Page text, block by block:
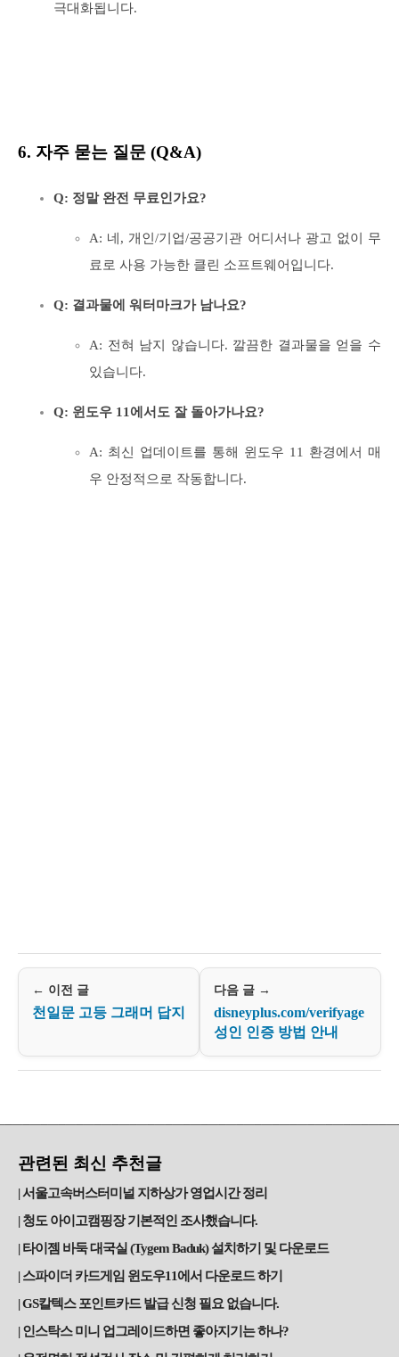
극대화됩니다.
6. 자주 묻는 질문 (Q&A)
Q: 정말 완전 무료인가요?
A: 네, 개인/기업/공공기관 어디서나 광고 없이 무
료로 사용 가능한 클린 소프트웨어입니다.
Q: 결과물에 워터마크가 남나요?
A: 전혀 남지 않습니다. 깔끔한 결과물을 얻을 수
있습니다.
Q: 윈도우 11에서도 잘 돌아가나요?
A: 최신 업데이트를 통해 윈도우 11 환경에서 매
우 안정적으로 작동합니다.
← 이전 글
천일문 고등 그래머 답지
다음 글 →
disneyplus.com/verifyage
성인 인증 방법 안내
관련된 최신 추천글
서울고속버스터미널 지하상가 영업시간 정리
청도 아이고캠핑장 기본적인 조사했습니다.
타이젬 바둑 대국실 (Tygem Baduk) 설치하기 및 다운로드
스파이더 카드게임 윈도우11에서 다운로드 하기
GS칼텍스 포인트카드 발급 신청 필요 없습니다.
인스탁스 미니 업그레이드하면 좋아지기는 하나?